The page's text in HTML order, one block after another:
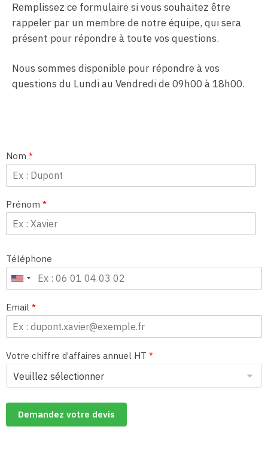
Remplissez ce formulaire si vous souhaitez être
rappeler par un membre de notre équipe, qui sera
présent pour répondre à toute vos questions.
Nous sommes disponible pour répondre à vos
questions du Lundi au Vendredi de 09h00 à 18h00.
Nom *
Prénom *
Téléphone
Email *
Votre chiffre d’affaires annuel HT *
Demandez votre devis